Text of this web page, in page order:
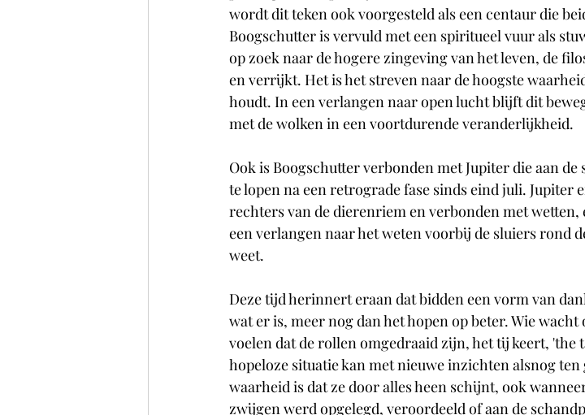
wordt dit teken ook voorgesteld als een centaur die
Boogschutter is vervuld met een spiritueel vuur als
op zoek naar de hogere zingeving van het leven, de
en verrijkt. Het is het streven naar de hoogste
houdt. In een verlangen naar open lucht blijft dit
met de wolken in een voortdurende veranderlijkheid.
Ook is Boogschutter verbonden met Jupiter die aan
te lopen na een retrograde fase sinds eind juli. Jupiter
rechters van de dierenriem en verbonden met
een verlangen naar het weten voorbij de sluiers rond
weet.
Deze tijd herinnert eraan dat bidden een vorm van
wat er is, meer nog dan het hopen op beter. Wie
voelen dat de rollen omgedraaid zijn, het tij keert, 'the
hopeloze situatie kan met nieuwe inzichten alsnog ten
waarheid is dat ze door alles heen schijnt, ook
zwijgen werd opgelegd, veroordeeld of aan de